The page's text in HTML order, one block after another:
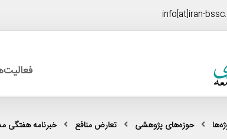
info[at]iran-
حوزه‌های پژوهشی تعارض منافع خبرنامه هفتگی